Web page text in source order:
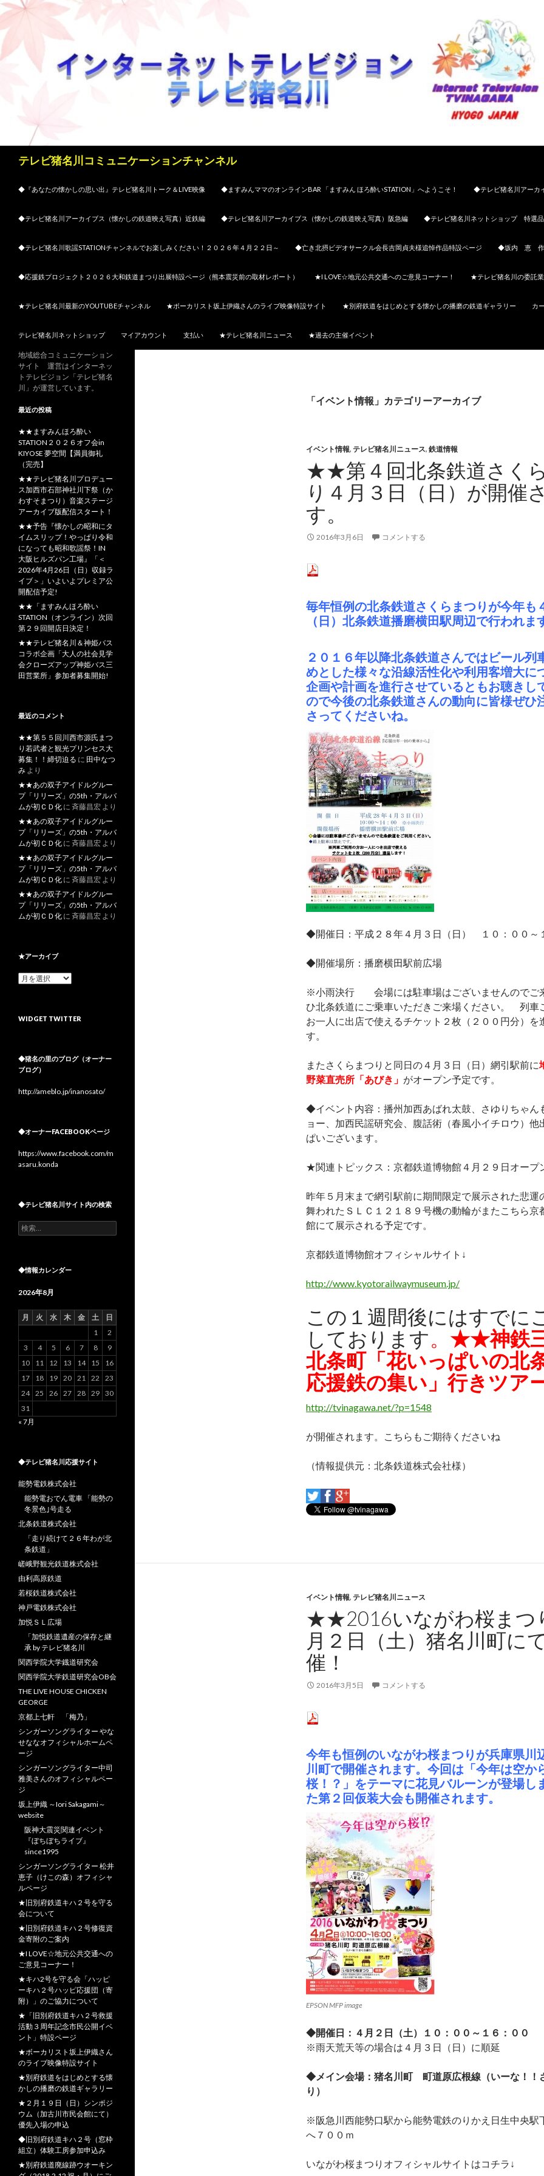
テレビ猪名川コミュニケーションチャンネル
◆『あなたの懐かしの思い出』テレビ猪名川トーク＆LIVE映像
◆ますみんママのオンラインBAR 「ますみん ほろ酔いSTATION」へようこそ！ ◆テレビ猪名川アーカ
◆テレビ猪名川アーカイブス（懐かしの鉄道映え写真）近鉄編 ◆テレビ猪名川アーカイブス（懐かしの鉄道映え写真）阪急編 ◆テレビ猪名川ネットショップ 特選品
◆テレビ猪名川歌謡STATIONチャンネルでお楽しみください！２０２６年４月２２日～ ◆亡き北摂ビデオサークル会長吉岡貞夫様追悼作品特設ページ ◆坂内 恵 作
◆応援鉄プロジェクト２０２６大和鉄道まつり出展特設ページ（熊本震災前の取材レポート） ★I LOVE☆地元公共交通へのご意見コーナー！ ★テレビ猪名川の委託
★テレビ猪名川最新のYOUTUBEチャンネル ★ボーカリスト坂上伊織さんのライブ映像特設サイト ★別府鉄道をはじめとする懐かしの播磨の鉄道ギャラリー カ
テレビ猪名川ネットショップ マイアカウント 支払い ★テレビ猪名川ニュース ★過去の主催イベント
「イベント情報」カテゴリーアーカイブ
イベント情報, テレビ猪名川ニュース, 鉄道情報
★★第４回北条鉄道さく
り４月３日（日）が開催
す。
2016年3月6日 コメントする
毎年恒例の北条鉄道さくらまつりが今年も
（日）北条鉄道播磨横田駅周辺で行われま
２０１６年以降北条鉄道さんではビール列
めとした様々な沿線活性化や利用客増大に
企画や計画を進行させているともお聴きし
ので今後の北条鉄道さんの動向に皆様ぜひ
さってくださいね。
◆開催日：平成２８年４月３日（日） １０：００～
◆開催場所：播磨横田駅前広場
※小雨決行 会場には駐車場はございませんのでご
ひ北条鉄道にご乗車いただきご来場ください。 列車
お一人に出店で使えるチケット２枚（２００円分）を
す。
またさくらまつりと同日の４月３日（日）網引駅前に
野菜直売所「あびき」 がオープン予定です。
◆イベント内容：播州加西あばれ太鼓、さゆりちゃん
ョー、加西民謡研究会、腹話術（春風小イチロウ）他
ぱいございます。
★関連トピックス：京都鉄道博物館４月２９日オープ
昨年５月末まで網引駅前に期間限定で展示された悲運
舞われたＳＬＣ１２１８９号機の動輪がまたこちら京
館にて展示される予定です。
京都鉄道博物館オフィシャルサイト↓
http://www.kyotorailwaymuseum.jp/
この１週間後にはすでに
しております。 ★★神鉄
北条町「花いっぱいの北
応援鉄の集い」行きツア
http://tvinagawa.net/?p=1548
が開催されます。こちらもご期待くださいね
（情報提供元：北条鉄道株式会社様）
イベント情報, テレビ猪名川ニュース
★★2016いながわ桜まつ
月２日（土）猪名川町に
催！
2016年3月5日 コメントする
今年も恒例のいながわ桜まつりが兵庫県川
川町で開催されます。今回は「今年は空か
桜！？」をテーマに花見バルーンが登場し
た第２回仮装大会も開催されます。
EPSON MFP image
◆開催日：４月２日（土）１０：００～１６：００
※雨天荒天等の場合は４月３日（日）に順延
◆メイン会場：猪名川町 町道原広根線（いーな！！
り）
※阪急川西能勢口駅から能勢電鉄のりかえ日生中央
へ７００ｍ
いながわ桜まつりオフィシャルサイトはコチラ↓
地域総合コミュニケーション
サイト 運営はインターネッ
トテレビジョン「テレビ猪名
川」が運営しています。
最近の投稿
★★ますみんほろ酔い
STATION２０２６オフ会in
KIYOSE 夢空間【満員御礼
（完売】
★★テレビ猪名川プロデュー
ス加西市石部神社川下祭（か
わすそまつり）音楽ステージ
アーカイブ版配信スタート！
★★予告『懐かしの昭和にタ
イムスリップ！やっぱり令和
になっても昭和歌謡祭！IN
大阪ヒルズパン工場』「＜
2026年4月26日（日）収録ラ
イブ＞」いよいよプレミア公
開配信予定!
★★「ますみんほろ酔い
STATION（オンライン）次回
第２９回開店日決定！
★★テレビ猪名川＆神姫バス
コラボ企画「大人の社会見学
会クローズアップ神姫バス三
田営業所」参加者募集開始!
最近のコメント
★★第５５回川西市源氏まつ
り若武者と観光プリンセス大
募集！！締切迫る に 田中なつ
み より
★★あの双子アイドルグルー
プ「リリーズ」の5th・アルバ
ムが初ＣＤ化 に 斉藤昌宏 より
★★あの双子アイドルグルー
プ「リリーズ」の5th・アルバ
ムが初ＣＤ化 に 斉藤昌宏 より
★★あの双子アイドルグルー
プ「リリーズ」の5th・アルバ
ムが初ＣＤ化 に 斉藤昌宏 より
★★あの双子アイドルグルー
プ「リリーズ」の5th・アルバ
ムが初ＣＤ化 に 斉藤昌宏 より
★アーカイブ
★
イ
WIDGET TWITTER
◆猪名の里のブログ（オーナー
ブログ）
http://ameblo.jp/inanosato/
◆オーナーFACEBOOKページ
https://www.facebook.com/m
asaru.konda
◆テレビ猪名川サイト内の検索
検
索:
◆情報カレンダー
2026年8月
月 火 水 木 金 土
日
1
2
3
4 5 6 7 8
9
10
11 12 13 14 15
16
17
18 19 20 21 22
23
24 25 26 27 28 29 30
31
« 7月
◆テレビ猪名川応援サイト
能勢電鉄株式会社
能勢電おでん電車 「能勢の
冬景色｣号走る
北条鉄道株式会社
「走り続けて２６年わが北
条鉄道」
嵯峨野観光鉄道株式会社
由利高原鉄道
若桜鉄道株式会社
神戸電鉄株式会社
加悦ＳＬ広場
「加悦鉄道遺産の保存と継
承 by テレビ猪名川
関西学院大学鐡道研究会
関西学院大学鉄道研究会OB会
THE LIVE HOUSE CHICKEN
GEORGE
京都上七軒 「梅乃」
シンガーソングライター やな
せななオフィシャルホームペ
ージ
シンガーソングライター中司
雅美さんのオフィシャルペー
ジ
坂上伊織 ～Iori Sakagami～
website
阪神大震災関連イベント
『ぼちぼちライブ』
since1995
シンガーソングライター 松井
恵子（けこの森）オフィシャ
ルページ
★旧別府鉄道キハ２号を守る
会について
★旧別府鉄道キハ２号修復資
金寄附のご案内
★I LOVE☆地元公共交通への
ご意見コーナー！
★キハ2号を守る会「ハッピ
ーキハ２号ハッピ応援団（寄
附）」のご協力について
★「旧別府鉄道キハ２号救援
活動３周年記念市民公開イベ
ント」特設ページ
★ボーカリスト坂上伊織さん
のライブ映像特設サイト
★別府鉄道をはじめとする懐
かしの播磨の鉄道ギャラリー
★２月１９日（日）シンポジ
ウム（加古川市民会館にて）
優先入場の申込
◆旧別府鉄道キハ２号（窓枠
組立）体験工房参加申込み
★別府鉄道廃線跡ウオーキン